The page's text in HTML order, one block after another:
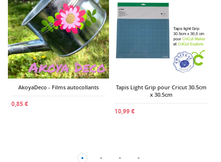
AkoyaDeco - Films autocollants
0,85 €
Tapis Light Grip pour Cricut 30.5cm
x 30.5cm
10,99 €